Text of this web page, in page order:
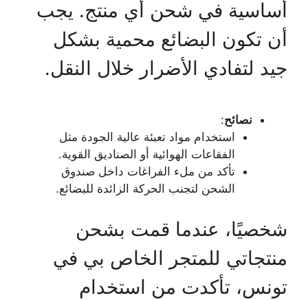
أساسية في شحن أي منتج. يجب
أن تكون البضائع محمية بشكل
جيد لتفادي الأضرار خلال النقل.
نصائح:
استخدام مواد تعبئة عالية الجودة مثل
الفقاعات الهوائية أو الصناديق القوية.
تأكد من ملء الفراغات داخل صندوق
الشحن لتجنب الحركة الزائدة للبضائع.
شخصيًا، عندما قمت بشحن
منتجاتي للمتجر الخاص بي في
تونس، تأكدت من استخدام